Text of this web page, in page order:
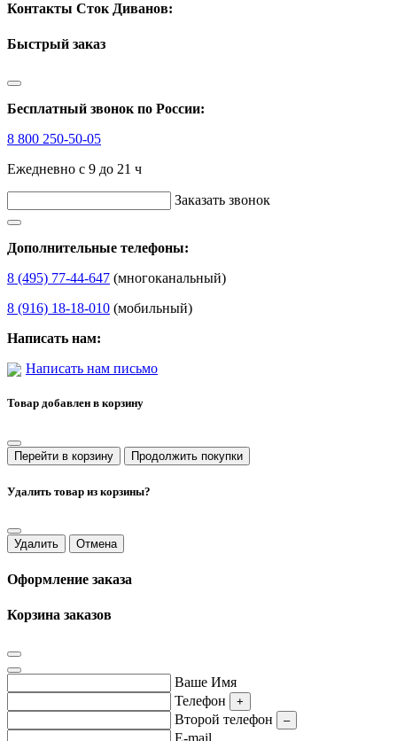
Контакты Сток Диванов:
Быстрый заказ
Бесплатный звонок по России:
8 800 250-50-05
Ежедневно с 9 до 21 ч
Заказать звонок
Дополнительные телефоны:
8 (495) 77-44-647 (многоканальный)
8 (916) 18-18-010 (мобильный)
Написать нам:
Написать нам письмо
Товар добавлен в корзину
Перейти в корзину Продолжить покупки
Удалить товар из корзины?
Удалить Отмена
Оформление заказа
Корзина заказов
Ваше Имя
Телефон
+
Второй телефон –
E-mail